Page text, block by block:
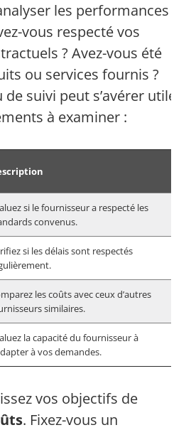
les performances
vous respecté vos
? Avez-vous été
ou services fournis ?
suivi peut s’avérer utile.
à examiner :
si le fournisseur a respecté les
convenus.
si les délais sont respectés
les coûts avec ceux d’autres
similaires.
la capacité du fournisseur à
à vos demandes.
vos objectifs de
. Fixez-vous un